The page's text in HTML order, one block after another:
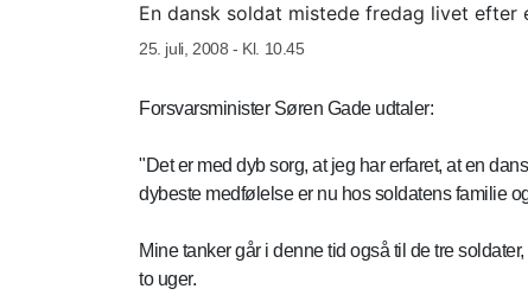
En dansk soldat mistede fredag livet efter
25. juli, 2008 - Kl. 10.45
Forsvarsminister Søren Gade udtaler:
"Det er med dyb sorg, at jeg har erfaret, at en
dybeste medfølelse er nu hos soldatens familie
Mine tanker går i denne tid også til de tre
to uger.